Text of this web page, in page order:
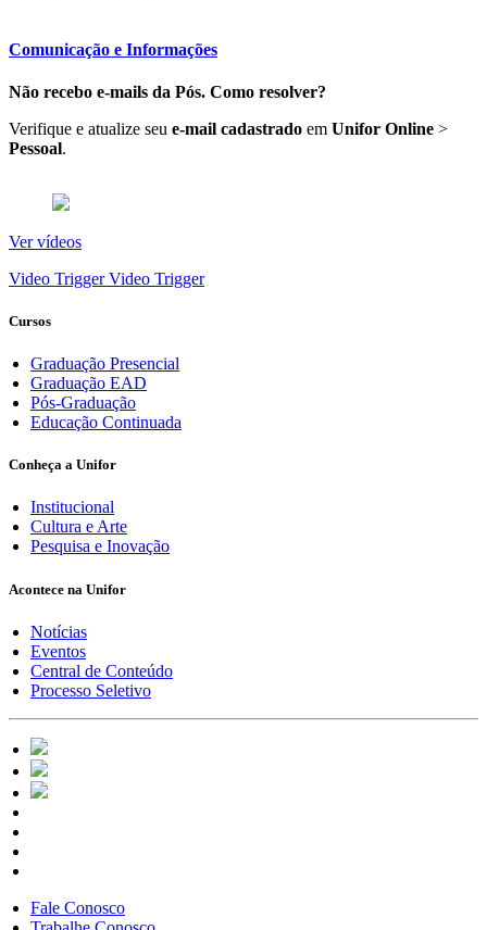
Comunicação e Informações
Não recebo e-mails da Pós. Como resolver?
Verifique e atualize seu e-mail cadastrado em Unifor Online >
Pessoal.
Ver vídeos
Video TriggerVideo Trigger
Cursos
Graduação Presencial
Graduação EAD
Pós-Graduação
Educação Continuada
Conheça a Unifor
Institucional
Cultura e Arte
Pesquisa e Inovação
Acontece na Unifor
Notícias
Eventos
Central de Conteúdo
Processo Seletivo
Fale Conosco